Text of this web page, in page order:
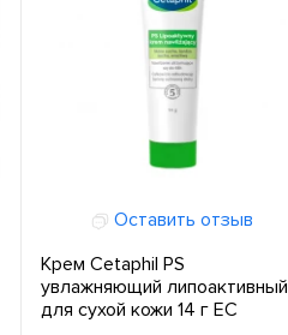
Оставить отзыв
Крем Cetaphil PS
увлажняющий липоактивный
для сухой кожи 14 г ЕС